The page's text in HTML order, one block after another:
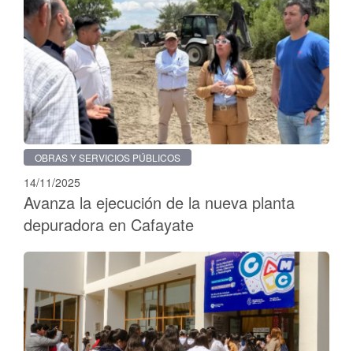
OBRAS Y SERVICIOS PÚBLICOS
14/11/2025
Avanza la ejecución de la nueva planta
depuradora en Cafayate